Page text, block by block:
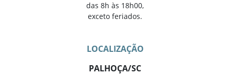
das 8h às 18h00,
exceto feriados.
LOCALIZAÇÃO
PALHOÇA/SC